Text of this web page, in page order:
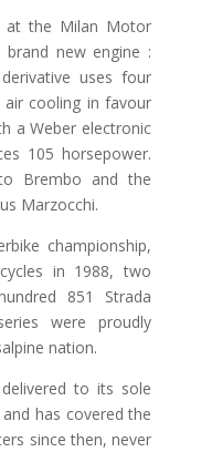
at the Milan Motor
new engine :
uses four
air cooling in favour
a Weber electronic
105 horsepower.
Brembo and the
Marzocchi.
championship,
in 1988, two
851 Strada
were proudly
nation.
to its sole
has covered the
since then, never